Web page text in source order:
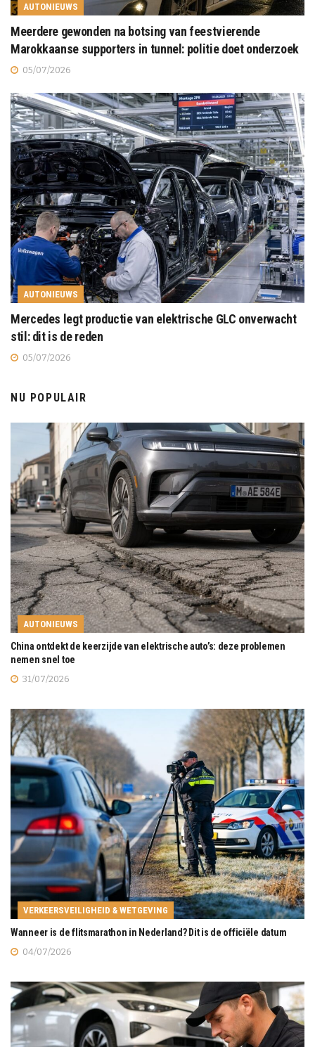
AUTONIEUWS
Meerdere gewonden na botsing van feestvierende
Marokkaanse supporters in tunnel: politie doet onderzoek
05/07/2026
AUTONIEUWS
Mercedes legt productie van elektrische GLC onverwacht
stil: dit is de reden
05/07/2026
NU POPULAIR
AUTONIEUWS
China ontdekt de keerzijde van elektrische auto’s: deze problemen
nemen snel toe
31/07/2026
VERKEERSVEILIGHEID & WETGEVING
Wanneer is de flitsmarathon in Nederland? Dit is de officiële datum
04/07/2026